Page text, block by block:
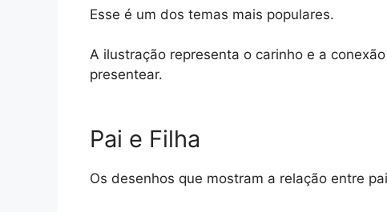
Esse é um dos temas mais populares.
A ilustração representa o carinho e a
presentear.
Pai e Filha
Os desenhos que mostram a relação entre